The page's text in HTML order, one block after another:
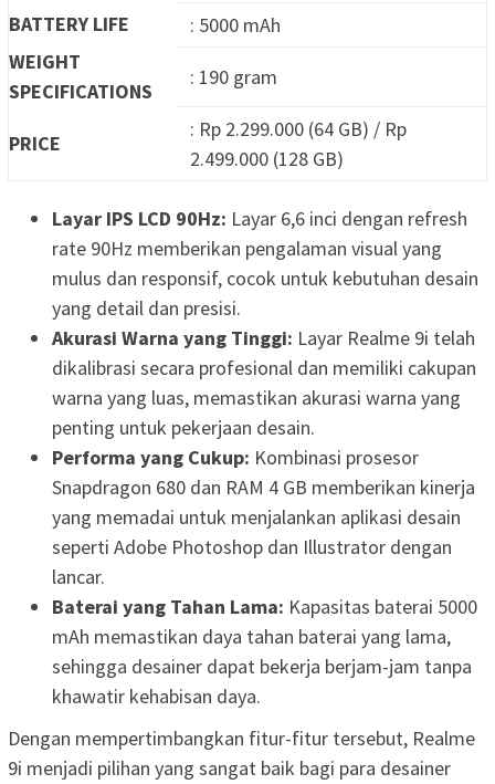
BATTERY LIFE
: 5000 mAh
WEIGHT
SPECIFICATIONS
: 190 gram
PRICE
: Rp 2.299.000 (64 GB) / Rp
2.499.000 (128 GB)
Layar IPS LCD 90Hz: Layar 6,6 inci dengan refresh
rate 90Hz memberikan pengalaman visual yang
mulus dan responsif, cocok untuk kebutuhan desain
yang detail dan presisi.
Akurasi Warna yang Tinggi: Layar Realme 9i telah
dikalibrasi secara profesional dan memiliki cakupan
warna yang luas, memastikan akurasi warna yang
penting untuk pekerjaan desain.
Performa yang Cukup: Kombinasi prosesor
Snapdragon 680 dan RAM 4 GB memberikan kinerja
yang memadai untuk menjalankan aplikasi desain
seperti Adobe Photoshop dan Illustrator dengan
lancar.
Baterai yang Tahan Lama: Kapasitas baterai 5000
mAh memastikan daya tahan baterai yang lama,
sehingga desainer dapat bekerja berjam-jam tanpa
khawatir kehabisan daya.
Dengan mempertimbangkan fitur-fitur tersebut, Realme
9i menjadi pilihan yang sangat baik bagi para desainer